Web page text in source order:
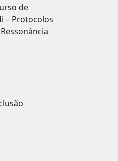
de
– Protocolos